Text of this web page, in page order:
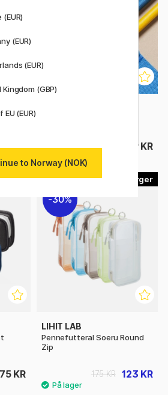
KR 139 KR
KR
30%
LIHIT LAB
Pennefutteral Soeru Round
Zip
123 KR
175 KR
(EUR)
(EUR)
(GBP)
EU (EUR)
to Norway (NOK)